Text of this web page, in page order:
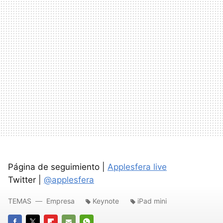
Página de seguimiento | Applesfera live
Twitter | @applesfera
TEMAS Empresa Keynote iPad mini